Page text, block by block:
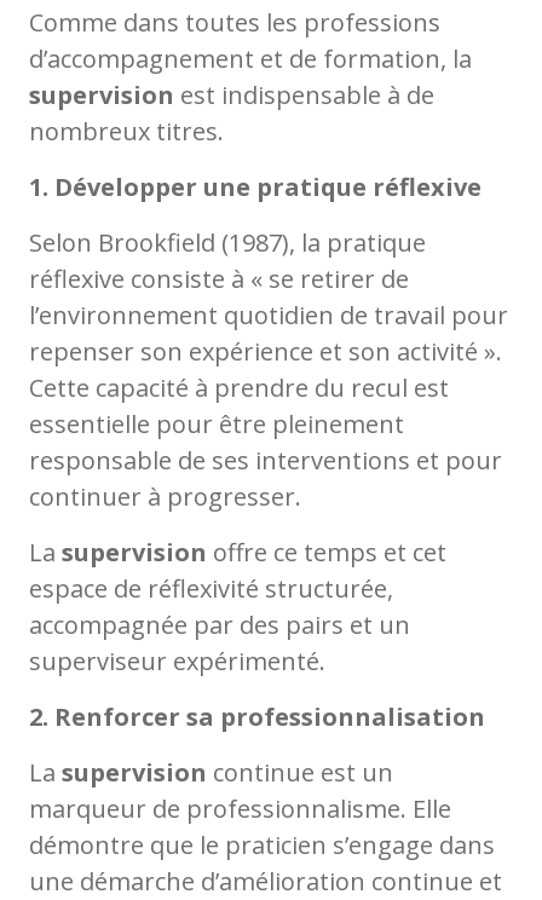
Comme dans toutes les professions
d’accompagnement et de formation, la
supervision est indispensable à de
nombreux titres.
1. Développer une pratique réflexive
Selon Brookfield (1987), la pratique
réflexive consiste à « se retirer de
l’environnement quotidien de travail pour
repenser son expérience et son activité ».
Cette capacité à prendre du recul est
essentielle pour être pleinement
responsable de ses interventions et pour
continuer à progresser.
La supervision offre ce temps et cet
espace de réflexivité structurée,
accompagnée par des pairs et un
superviseur expérimenté.
2. Renforcer sa professionnalisation
La supervision continue est un
marqueur de professionnalisme. Elle
démontre que le praticien s’engage dans
une démarche d’amélioration continue et